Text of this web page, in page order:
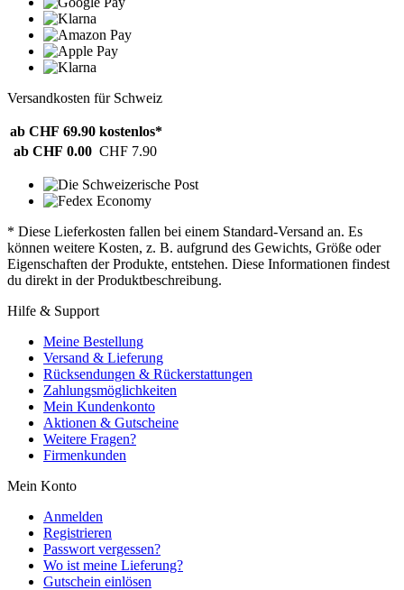
Versandkosten für Schweiz
ab CHF 69.90 kostenlos*
ab CHF 0.00 CHF 7.90
* Diese Lieferkosten fallen bei einem Standard-Versand an. Es
können weitere Kosten, z. B. aufgrund des Gewichts, Größe oder
Eigenschaften der Produkte, entstehen. Diese Informationen findest
du direkt in der Produktbeschreibung.
Hilfe & Support
Meine Bestellung
Versand & Lieferung
Rücksendungen & Rückerstattungen
Zahlungsmöglichkeiten
Mein Kundenkonto
Aktionen & Gutscheine
Weitere Fragen?
Firmenkunden
Mein Konto
Anmelden
Registrieren
Passwort vergessen?
Wo ist meine Lieferung?
Gutschein einlösen